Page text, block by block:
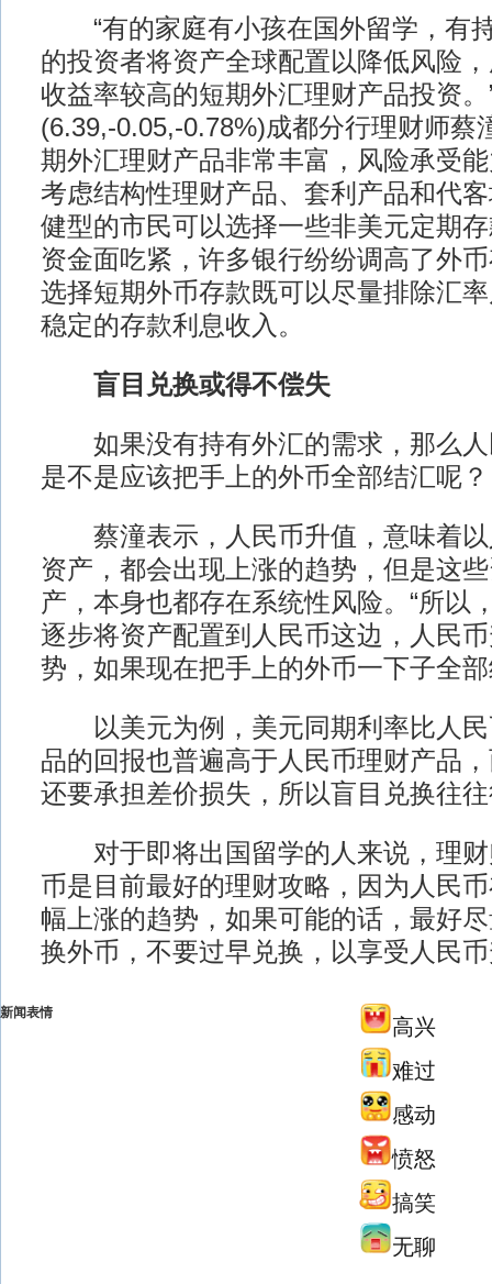
“有的家庭有小孩在国外留学，有
的投资者将资产全球配置以降低风险
收益率较高的短期外汇理财产品投资。
(6.39,-0.05,-0.78%)成都分行理财师蔡
期外汇理财产品非常丰富，风险承受
考虑结构性理财产品、套利产品和代
健型的市民可以选择一些非美元定期
资金面吃紧，许多银行纷纷调高了外
选择短期外币存款既可以尽量排除汇
稳定的存款利息收入。
盲目兑换或得不偿失
如果没有持有外汇的需求，那么人
是不是应该把手上的外币全部结汇呢？
蔡潼表示，人民币升值，意味着以
资产，都会出现上涨的趋势，但是这
产，本身也都存在系统性风险。“所以
逐步将资产配置到人民币这边，人民
势，如果现在把手上的外币一下子全
以美元为例，美元同期利率比人民
品的回报也普遍高于人民币理财产品
还要承担差价损失，所以盲目兑换往
对于即将出国留学的人来说，理财
币是目前最好的理财攻略，因为人民
幅上涨的趋势，如果可能的话，最好
换外币，不要过早兑换，以享受人民
新闻表情
高兴
难过
感动
愤怒
搞笑
无聊